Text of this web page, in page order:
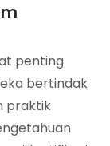
penting
bertindak
praktik